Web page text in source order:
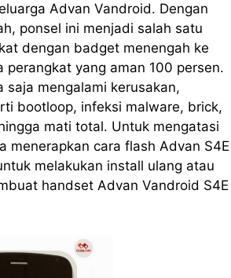
Advan Vandroid. Dengan
ponsel ini menjadi salah satu
dengan badget menengah ke
yang aman 100 persen.
saja mengalami kerusakan,
bootloop, infeksi malware, brick,
mati total. Untuk mengatasi
menerapkan cara flash Advan S4E
melakukan install ulang atau
handset Advan Vandroid S4E